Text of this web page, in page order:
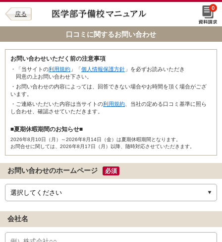
戻る
0
口コミに関するお問い合わせ
お問い合わせいただく前の注意事項
・「当サイトの利用規約 」「個人情報保護方針 」を必ずお読みいただき
同意の上お問い合わせ下さい。
・お問い合わせの内容によっては、回答できない場合やお時間を頂く場合がござ
います。
・ご連絡いただいた内容は当サイトの利用規約 、当社の定める口コミ基準に照ら
し合わせ、確認させていただきます。
■夏期休暇期間のお知らせ■
2026年8月10日（月）～2026年8月14日（金）は夏期休暇期間となります。
お問合せに関しては、2026年8月17日（月）以降、随時対応させていただきます。
お問い合わせのホームページ 必須
会社名